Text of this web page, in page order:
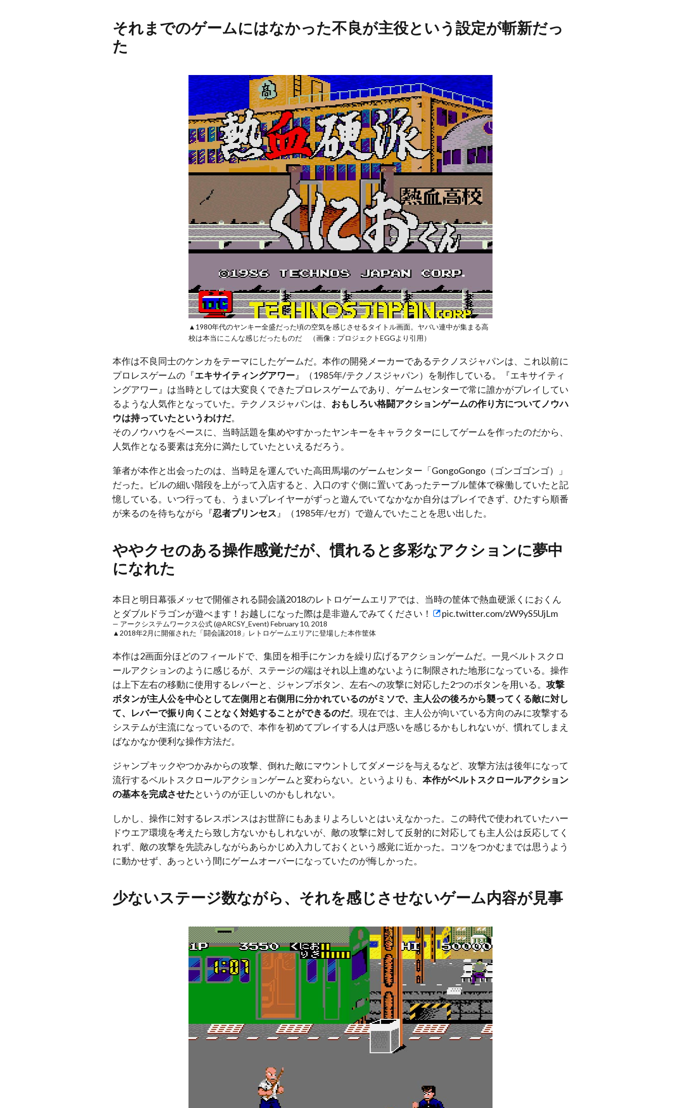
それまでのゲームにはなかった不良が主役という設定が斬新だっ
た
▲1980年代のヤンキー全盛だった頃の空気を感じさせるタイトル画面。ヤバい連中が集まる高
校は本当にこんな感じだったものだ （画像： プロジェクトEGGより引用）
本作は不良同士のケンカをテーマにしたゲームだ。本作の開発メーカーであるテクノスジャパンは、これ以前に
プロレスゲームの『エキサイティングアワー 』（1985年/テクノスジャパン）を制作している。『エキサイティ
ングアワー』は当時としては大変良くできたプロレスゲームであり、ゲームセンターで常に誰かがプレイしてい
るような人気作となっていた。テクノスジャパンは、 おもしろい格闘アクションゲームの作り方についてノウハ
ウは持っていたというわけだ。
そのノウハウをベースに、当時話題を集めやすかったヤンキーをキャラクターにしてゲームを作ったのだから、
人気作となる要素は充分に満たしていたといえるだろう。
筆者が本作と出会ったのは、当時足を運んでいた高田馬場のゲームセンター「GongoGongo（ゴンゴゴンゴ）」
だった。ビルの細い階段を上がって入店すると、入口のすぐ側に置いてあったテーブル筐体で稼働していたと記
憶している。いつ行っても、うまいプレイヤーがずっと遊んでいてなかなか自分はプレイできず、ひたすら順番
が来るのを待ちながら『忍者プリンセス 』（1985年/セガ）で遊んでいたことを思い出した。
ややクセのある操作感覚だが、慣れると多彩なアクションに夢中
になれた
本日と明日幕張メッセで開催される闘会議2018のレトロゲームエリアでは、当時の筐体で熱血硬派くにおくん
とダブルドラゴンが遊べます！お越しになった際は是非遊んでみてください！
pic.twitter.com/zW9yS5UjLm
— アークシステムワークス公式 (@ARCSY_Event) February 10, 2018
▲2018年2月に開催された「闘会議2018」レトロゲームエリアに登場した本作筐体
本作は2画面分ほどのフィールドで、集団を相手にケンカを繰り広げるアクションゲームだ。一見ベルトスクロ
ールアクションのように感じるが、ステージの端はそれ以上進めないように制限された地形になっている。操作
は上下左右の移動に使用するレバーと、ジャンプボタン、左右への攻撃に対応した2つのボタンを用いる。 攻撃
ボタンが主人公を中心として左側用と右側用に分かれているのがミソで、主人公の後ろから襲ってくる敵に対し
て、レバーで振り向くことなく対処することができるのだ。現在では、主人公が向いている方向のみに攻撃する
システムが主流になっているので、本作を初めてプレイする人は戸惑いを感じるかもしれないが、慣れてしまえ
ばなかなか便利な操作方法だ。
ジャンプキックやつかみからの攻撃、倒れた敵にマウントしてダメージを与えるなど、攻撃方法は後年になって
流行するベルトスクロールアクションゲームと変わらない。というよりも、 本作がベルトスクロールアクション
の基本を完成させたというのが正しいのかもしれない。
しかし、操作に対するレスポンスはお世辞にもあまりよろしいとはいえなかった。この時代で使われていたハー
ドウエア環境を考えたら致し方ないかもしれないが、敵の攻撃に対して反射的に対応しても主人公は反応してく
れず、敵の攻撃を先読みしながらあらかじめ入力しておくという感覚に近かった。コツをつかむまでは思うよう
に動かせず、あっという間にゲームオーバーになっていたのが悔しかった。
少ないステージ数ながら、それを感じさせないゲーム内容が見事